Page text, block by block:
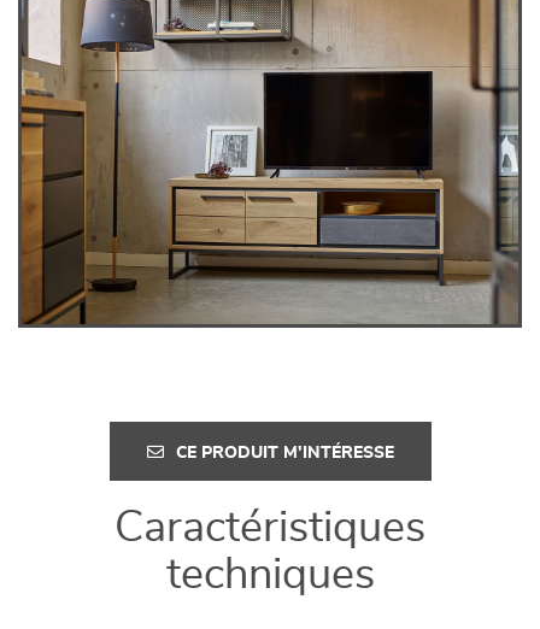
CE PRODUIT M'INTÉRESSE
Caractéristiques
techniques